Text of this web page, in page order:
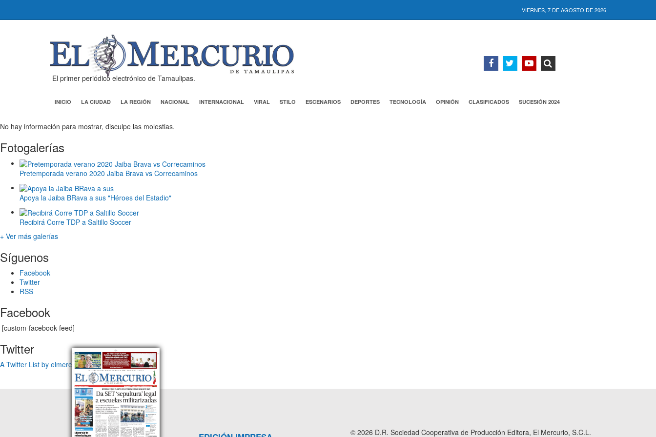
VIERNES, 7 DE AGOSTO DE 2026
El primer periódico electrónico de Tamaulipas.
INICIO LA CIUDAD LA REGIÓN NACIONAL INTERNACIONAL VIRAL STILO ESCENARIOS DEPORTES TECNOLOGÍA OPINIÓN CLASIFICADOS SUCESIÓN 2024
No hay información para mostrar, disculpe las molestias.
Fotogalerías
Pretemporada verano 2020 Jaiba Brava vs Correcaminos
Apoya la Jaiba BRava a sus "Héroes del Estadio"
Recibirá Corre TDP a Saltillo Soccer
+ Ver más galerías
Síguenos
Facebook
Twitter
RSS
Facebook
[custom-facebook-feed]
Twitter
A Twitter List by elmercuriotam
© 2026 D.R. Sociedad Cooperativa de Producción Editora, El Mercurio, S.C.L.